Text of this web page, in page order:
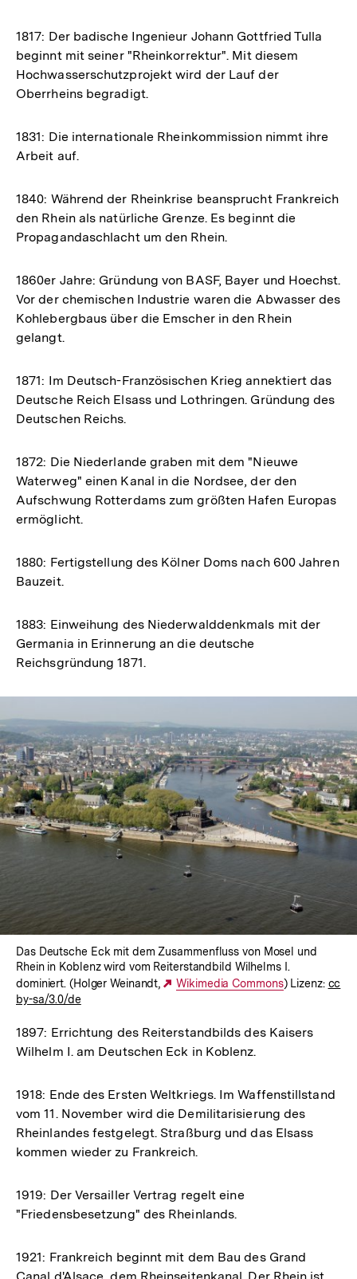
1817: Der badische Ingenieur Johann Gottfried Tulla
beginnt mit seiner "Rheinkorrektur". Mit diesem
Hochwasserschutzprojekt wird der Lauf der
Oberrheins begradigt.
1831: Die internationale Rheinkommission nimmt ihre
Arbeit auf.
1840: Während der Rheinkrise beansprucht Frankreich
den Rhein als natürliche Grenze. Es beginnt die
Propagandaschlacht um den Rhein.
1860er Jahre: Gründung von BASF, Bayer und Hoechst.
Vor der chemischen Industrie waren die Abwasser des
Kohlebergbaus über die Emscher in den Rhein
gelangt.
1871: Im Deutsch-Französischen Krieg annektiert das
Deutsche Reich Elsass und Lothringen. Gründung des
Deutschen Reichs.
1872: Die Niederlande graben mit dem "Nieuwe
Waterweg" einen Kanal in die Nordsee, der den
Aufschwung Rotterdams zum größten Hafen Europas
ermöglicht.
1880: Fertigstellung des Kölner Doms nach 600 Jahren
Bauzeit.
1883: Einweihung des Niederwalddenkmals mit der
Germania in Erinnerung an die deutsche
Reichsgründung 1871.
In
Lightbox
öffnen
Das Deutsche Eck mit dem Zusammenfluss von Mosel und
Rhein in Koblenz wird vom Reiterstandbild Wilhelms I.
dominiert. (Holger Weinandt,
Externer
Wikimedia Commons) Lizenz: cc
by-sa/3.0/de
1897: Errichtung des Reiterstandbilds des Kaisers
Wilhelm I. am Deutschen Eck in Koblenz.
1918: Ende des Ersten Weltkriegs. Im Waffenstillstand
vom 11. November wird die Demilitarisierung des
Rheinlandes festgelegt. Straßburg und das Elsass
kommen wieder zu Frankreich.
1919: Der Versailler Vertrag regelt eine
"Friedensbesetzung" des Rheinlands.
1921: Frankreich beginnt mit dem Bau des Grand